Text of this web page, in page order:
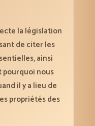
la législation
de citer les
ainsi
pourquoi nous
il y a lieu de
propriétés des